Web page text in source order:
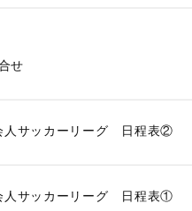
せ
人サッカーリーグ 日程表②
人サッカーリーグ 日程表①